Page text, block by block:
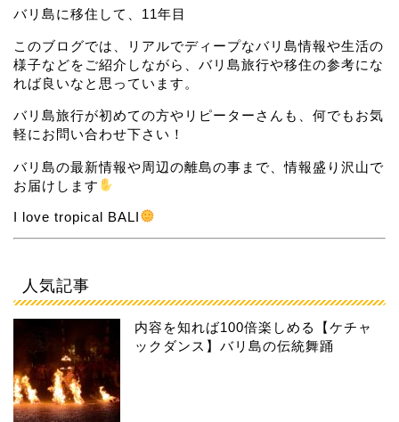
バリ島に移住して、11年目
このブログでは、リアルでディープなバリ島情報や生活の
様子などをご紹介しながら、バリ島旅行や移住の参考にな
れば良いなと思っています。
バリ島旅行が初めての方やリピーターさんも、何でもお気
軽にお問い合わせ下さい！
バリ島の最新情報や周辺の離島の事まで、情報盛り沢山で
お届けします
I love tropical BALI
人気記事
内容を知れば100倍楽しめる【ケチャ
ックダンス】バリ島の伝統舞踊